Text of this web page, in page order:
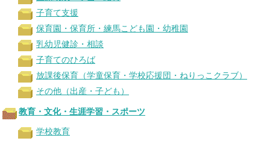
子育て支援
保育園・保育所・練馬こども園・幼稚園
乳幼児健診・相談
子育てのひろば
放課後保育（学童保育・学校応援団・ねりっこクラブ）
その他（出産・子ども）
教育・文化・生涯学習・スポーツ
学校教育